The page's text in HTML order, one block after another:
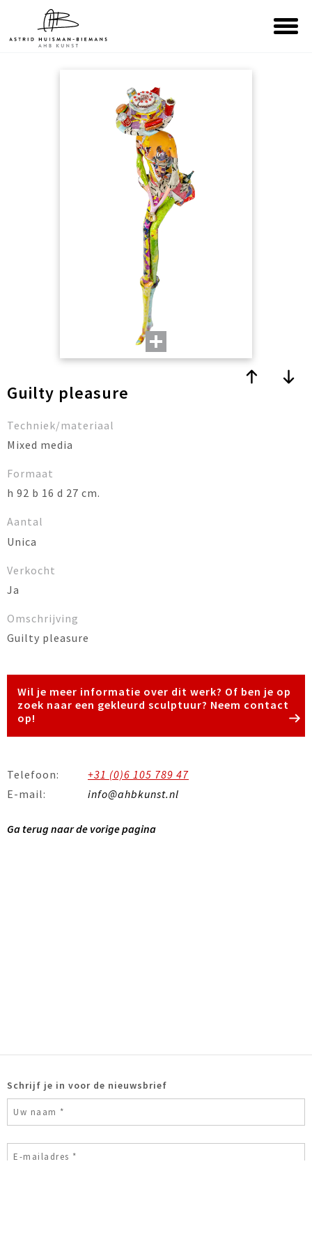
Guilty pleasure
Techniek/materiaal
Mixed media
Formaat
h 92 b 16 d 27 cm.
Aantal
Unica
Verkocht
Ja
Omschrijving
Guilty pleasure
Wil je meer informatie over dit werk? Of ben je op
zoek naar een gekleurd sculptuur? Neem contact
op!
Telefoon:
+31 (0)6 105 789 47
E-mail:
info@ahbkunst.nl
Ga terug naar de vorige pagina
Schrijf je in voor de nieuwsbrief